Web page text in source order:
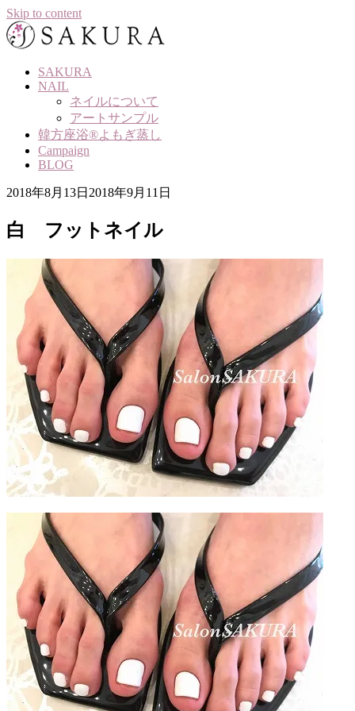
Skip to content
SAKURA
NAIL
ネイルについて
アートサンプル
韓方座浴®よもぎ蒸し
Campaign
BLOG
2018年8月13日 2018年9月11日
白 フットネイル